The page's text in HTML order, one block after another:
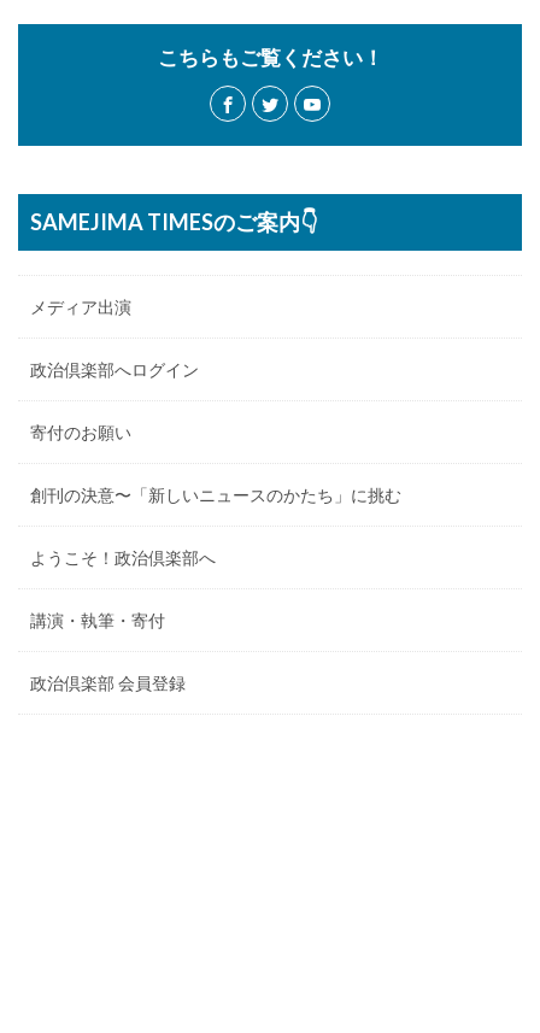
こちらもご覧ください！
SAMEJIMA TIMESのご案内👇
メディア出演
政治倶楽部へログイン
寄付のお願い
創刊の決意〜「新しいニュースのかたち」に挑む
ようこそ！政治倶楽部へ
講演・執筆・寄付
政治倶楽部 会員登録